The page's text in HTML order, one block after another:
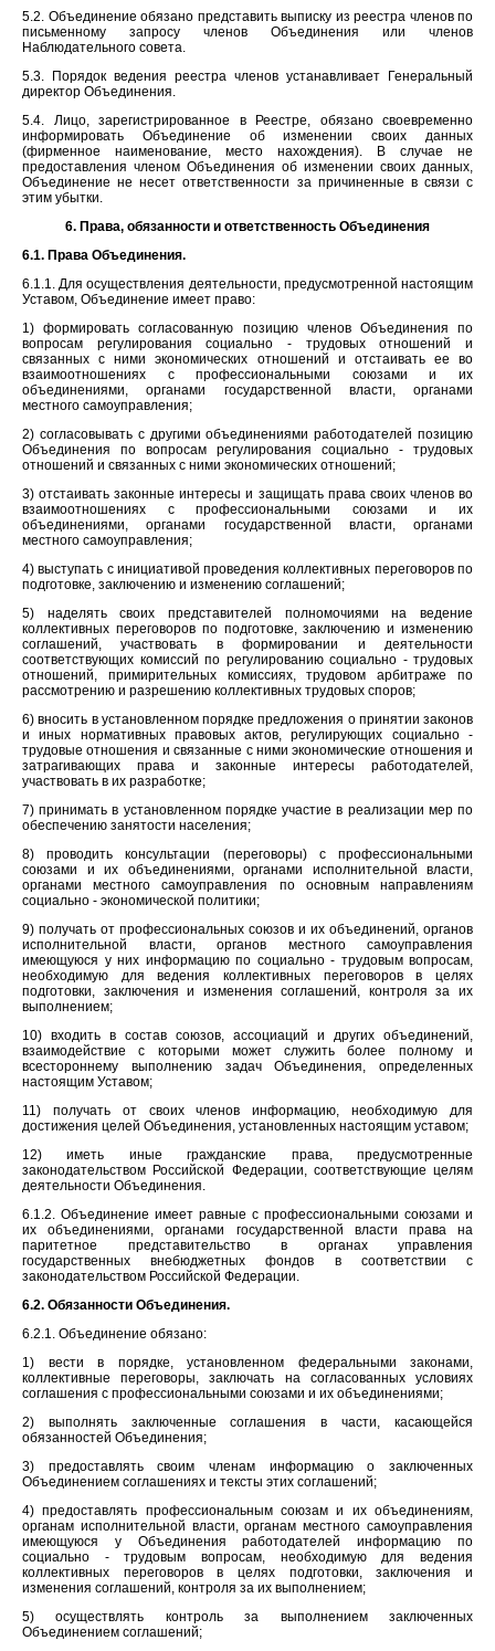
5.2. Объединение обязано представить выписку из реестра членов по
письменному запросу членов Объединения или членов
Наблюдательного совета.
5.3. Порядок ведения реестра членов устанавливает Генеральный
директор Объединения.
5.4. Лицо, зарегистрированное в Реестре, обязано своевременно
информировать Объединение об изменении своих данных
(фирменное наименование, место нахождения). В случае не
предоставления членом Объединения об изменении своих данных,
Объединение не несет ответственности за причиненные в связи с
этим убытки.
6. Права, обязанности и ответственность Объединения
6.1. Права Объединения.
6.1.1. Для осуществления деятельности, предусмотренной настоящим
Уставом, Объединение имеет право:
1) формировать согласованную позицию членов Объединения по
вопросам регулирования социально - трудовых отношений и
связанных с ними экономических отношений и отстаивать ее во
взаимоотношениях с профессиональными союзами и их
объединениями, органами государственной власти, органами
местного самоуправления;
2) согласовывать с другими объединениями работодателей позицию
Объединения по вопросам регулирования социально - трудовых
отношений и связанных с ними экономических отношений;
3) отстаивать законные интересы и защищать права своих членов во
взаимоотношениях с профессиональными союзами и их
объединениями, органами государственной власти, органами
местного самоуправления;
4) выступать с инициативой проведения коллективных переговоров по
подготовке, заключению и изменению соглашений;
5) наделять своих представителей полномочиями на ведение
коллективных переговоров по подготовке, заключению и изменению
соглашений, участвовать в формировании и деятельности
соответствующих комиссий по регулированию социально - трудовых
отношений, примирительных комиссиях, трудовом арбитраже по
рассмотрению и разрешению коллективных трудовых споров;
6) вносить в установленном порядке предложения о принятии законов
и иных нормативных правовых актов, регулирующих социально -
трудовые отношения и связанные с ними экономические отношения и
затрагивающих права и законные интересы работодателей,
участвовать в их разработке;
7) принимать в установленном порядке участие в реализации мер по
обеспечению занятости населения;
8) проводить консультации (переговоры) с профессиональными
союзами и их объединениями, органами исполнительной власти,
органами местного самоуправления по основным направлениям
социально - экономической политики;
9) получать от профессиональных союзов и их объединений, органов
исполнительной власти, органов местного самоуправления
имеющуюся у них информацию по социально - трудовым вопросам,
необходимую для ведения коллективных переговоров в целях
подготовки, заключения и изменения соглашений, контроля за их
выполнением;
10) входить в состав союзов, ассоциаций и других объединений,
взаимодействие с которыми может служить более полному и
всестороннему выполнению задач Объединения, определенных
настоящим Уставом;
11) получать от своих членов информацию, необходимую для
достижения целей Объединения, установленных настоящим уставом;
12) иметь иные гражданские права, предусмотренные
законодательством Российской Федерации, соответствующие целям
деятельности Объединения.
6.1.2. Объединение имеет равные с профессиональными союзами и
их объединениями, органами государственной власти права на
паритетное представительство в органах управления
государственных внебюджетных фондов в соответствии с
законодательством Российской Федерации.
6.2. Обязанности Объединения.
6.2.1. Объединение обязано:
1) вести в порядке, установленном федеральными законами,
коллективные переговоры, заключать на согласованных условиях
соглашения с профессиональными союзами и их объединениями;
2) выполнять заключенные соглашения в части, касающейся
обязанностей Объединения;
3) предоставлять своим членам информацию о заключенных
Объединением соглашениях и тексты этих соглашений;
4) предоставлять профессиональным союзам и их объединениям,
органам исполнительной власти, органам местного самоуправления
имеющуюся у Объединения работодателей информацию по
социально - трудовым вопросам, необходимую для ведения
коллективных переговоров в целях подготовки, заключения и
изменения соглашений, контроля за их выполнением;
5) осуществлять контроль за выполнением заключенных
Объединением соглашений;